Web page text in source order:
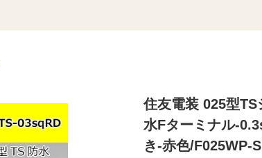
住友電装 025型TS
水Fターミナル-
き-赤色/F025WP-